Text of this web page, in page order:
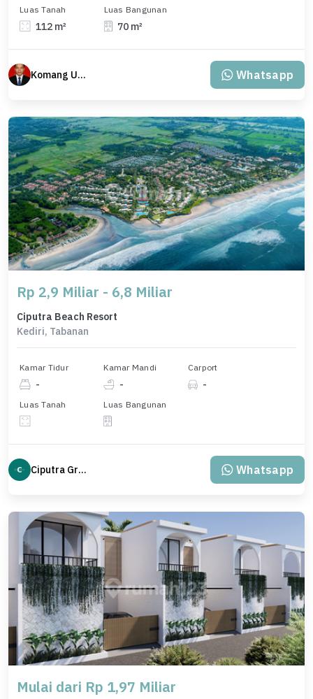
Luas Tanah
112 m²
Luas Bangunan
70 m²
Komang Udiana Whatsapp
Rp 2,9 Miliar - 6,8 Miliar
Ciputra Beach Resort
Kediri, Tabanan
Kamar Tidur
-
Kamar Mandi
-
Carport
-
Luas Tanah Luas Bangunan
Ciputra Group Whatsapp
Mulai dari Rp 1,97 Miliar